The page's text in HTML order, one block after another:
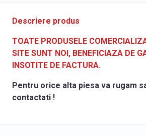
Descriere produs
TOATE PRODUSELE
SITE SUNT NOI, BENEFICIAZA DE
INSOTITE DE FACTURA.
Pentru orice alta piesa va rugam
contactati !